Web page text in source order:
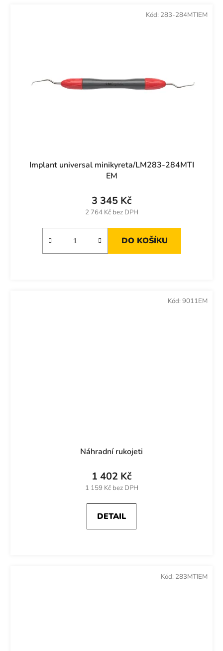
Implant universal minikyreta/LM283-284MTI
EM
2 764 Kč bez DPH
3 345 Kč
DO KOŠÍKU
Kód: 283-284MTIEM
Náhradní rukojeti
1 159 Kč bez DPH
1 402 Kč
DETAIL
Kód: 9011EM
Kód: 283MTIEM